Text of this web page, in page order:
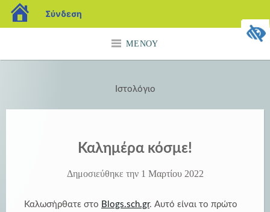
ΜΕΝΟΎ
Ιστολόγιο
Καλημέρα κόσμε!
Δημοσιεύθηκε την 1 Μαρτίου 2022
Καλωσήρθατε στο Blogs.sch.gr. Αυτό είναι το πρώτο
blogs.sch.gr
Σύνδεση